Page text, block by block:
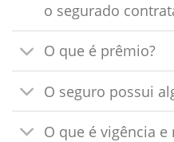
o segurado
O que é prêmio?
O seguro possui
O que é vigência e